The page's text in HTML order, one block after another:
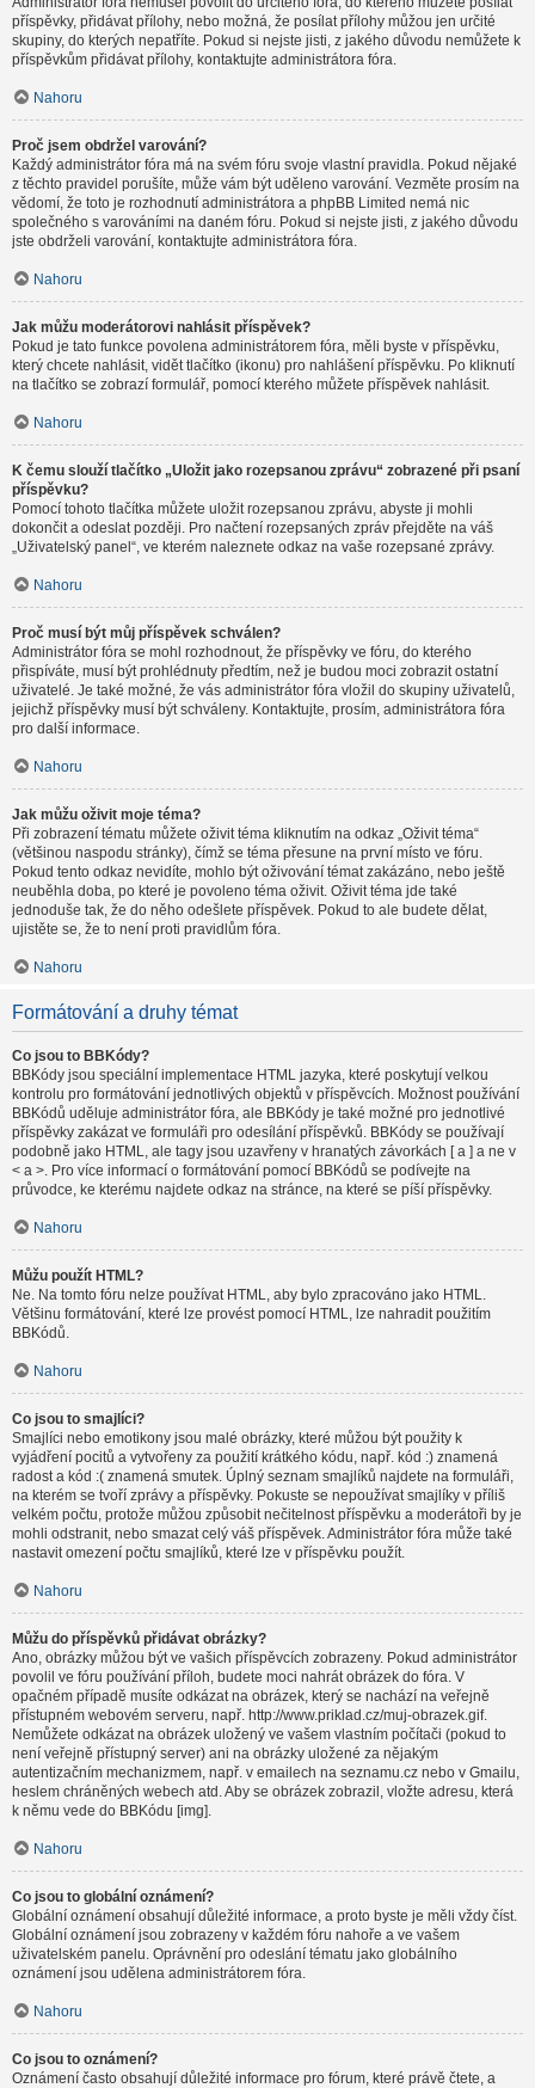
příspěvky, přidávat přílohy, nebo možná, že posílat přílohy můžou jen určité
skupiny, do kterých nepatříte. Pokud si nejste jisti, z jakého důvodu nemůžete k
příspěvkům přidávat přílohy, kontaktujte administrátora fóra.
Nahoru
Proč jsem obdržel varování?
Každý administrátor fóra má na svém fóru svoje vlastní pravidla. Pokud nějaké
z těchto pravidel porušíte, může vám být uděleno varování. Vezměte prosím na
vědomí, že toto je rozhodnutí administrátora a phpBB Limited nemá nic
společného s varováními na daném fóru. Pokud si nejste jisti, z jakého důvodu
jste obdrželi varování, kontaktujte administrátora fóra.
Nahoru
Jak můžu moderátorovi nahlásit příspěvek?
Pokud je tato funkce povolena administrátorem fóra, měli byste v příspěvku,
který chcete nahlásit, vidět tlačítko (ikonu) pro nahlášení příspěvku. Po kliknutí
na tlačítko se zobrazí formulář, pomocí kterého můžete příspěvek nahlásit.
Nahoru
K čemu slouží tlačítko „Uložit jako rozepsanou zprávu“ zobrazené při psaní
příspěvku?
Pomocí tohoto tlačítka můžete uložit rozepsanou zprávu, abyste ji mohli
dokončit a odeslat později. Pro načtení rozepsaných zpráv přejděte na váš
„Uživatelský panel“, ve kterém naleznete odkaz na vaše rozepsané zprávy.
Nahoru
Proč musí být můj příspěvek schválen?
Administrátor fóra se mohl rozhodnout, že příspěvky ve fóru, do kterého
přispíváte, musí být prohlédnuty předtím, než je budou moci zobrazit ostatní
uživatelé. Je také možné, že vás administrátor fóra vložil do skupiny uživatelů,
jejichž příspěvky musí být schváleny. Kontaktujte, prosím, administrátora fóra
pro další informace.
Nahoru
Jak můžu oživit moje téma?
Při zobrazení tématu můžete oživit téma kliknutím na odkaz „Oživit téma“
(většinou naspodu stránky), čímž se téma přesune na první místo ve fóru.
Pokud tento odkaz nevidíte, mohlo být oživování témat zakázáno, nebo ještě
neuběhla doba, po které je povoleno téma oživit. Oživit téma jde také
jednoduše tak, že do něho odešlete příspěvek. Pokud to ale budete dělat,
ujistěte se, že to není proti pravidlům fóra.
Nahoru
Formátování a druhy témat
Co jsou to BBKódy?
BBKódy jsou speciální implementace HTML jazyka, které poskytují velkou
kontrolu pro formátování jednotlivých objektů v příspěvcích. Možnost používání
BBKódů uděluje administrátor fóra, ale BBKódy je také možné pro jednotlivé
příspěvky zakázat ve formuláři pro odesílání příspěvků. BBKódy se používají
podobně jako HTML, ale tagy jsou uzavřeny v hranatých závorkách [ a ] a ne v
< a >. Pro více informací o formátování pomocí BBKódů se podívejte na
průvodce, ke kterému najdete odkaz na stránce, na které se píší příspěvky.
Nahoru
Můžu použít HTML?
Ne. Na tomto fóru nelze používat HTML, aby bylo zpracováno jako HTML.
Většinu formátování, které lze provést pomocí HTML, lze nahradit použitím
BBKódů.
Nahoru
Co jsou to smajlíci?
Smajlíci nebo emotikony jsou malé obrázky, které můžou být použity k
vyjádření pocitů a vytvořeny za použití krátkého kódu, např. kód :) znamená
radost a kód :( znamená smutek. Úplný seznam smajlíků najdete na formuláři,
na kterém se tvoří zprávy a příspěvky. Pokuste se nepoužívat smajlíky v příliš
velkém počtu, protože můžou způsobit nečitelnost příspěvku a moderátoři by je
mohli odstranit, nebo smazat celý váš příspěvek. Administrátor fóra může také
nastavit omezení počtu smajlíků, které lze v příspěvku použít.
Nahoru
Můžu do příspěvků přidávat obrázky?
Ano, obrázky můžou být ve vašich příspěvcích zobrazeny. Pokud administrátor
povolil ve fóru používání příloh, budete moci nahrát obrázek do fóra. V
opačném případě musíte odkázat na obrázek, který se nachází na veřejně
přístupném webovém serveru, např. http://www.priklad.cz/muj-obrazek.gif.
Nemůžete odkázat na obrázek uložený ve vašem vlastním počítači (pokud to
není veřejně přístupný server) ani na obrázky uložené za nějakým
autentizačním mechanizmem, např. v emailech na seznamu.cz nebo v Gmailu,
heslem chráněných webech atd. Aby se obrázek zobrazil, vložte adresu, která
k němu vede do BBKódu [img].
Nahoru
Co jsou to globální oznámení?
Globální oznámení obsahují důležité informace, a proto byste je měli vždy číst.
Globální oznámení jsou zobrazeny v každém fóru nahoře a ve vašem
uživatelském panelu. Oprávnění pro odeslání tématu jako globálního
oznámení jsou udělena administrátorem fóra.
Nahoru
Co jsou to oznámení?
Oznámení často obsahují důležité informace pro fórum, které právě čtete, a